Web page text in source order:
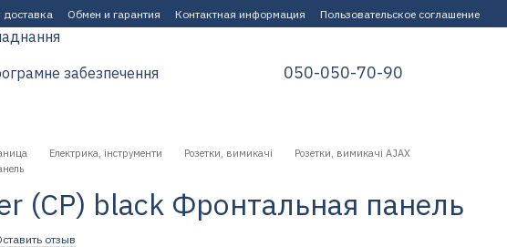
доставка Обмен и гарантия Контактная информация Пользовательское соглашение
забезпечення
050-050-70-90
Електрика, інструменти Розетки, вимикачі
Розетки, вимикачі AJAX
(CP) black Фронтальная панель
отзыв